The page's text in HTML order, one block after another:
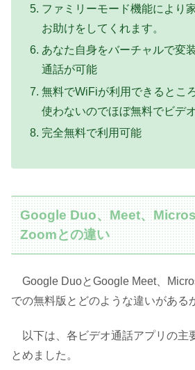
ファミリーモード機能により
お助けをしてくれます。
あなた自身をバーチャルで変
通話が可能
無料でWiFiが利用できるとこ
使わないのでほぼ無料でビデ
完全無料で利用可能
Google Duo、Meet、
Zoomとの違い
Google DuoとGoogle Meet、
での無料版とどのような違いがある
以下は、各ビデオ通話アプリの主
とめました。